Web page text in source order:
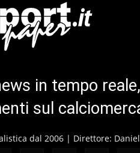
in tempo
sul
dal 2006 | Direttore: